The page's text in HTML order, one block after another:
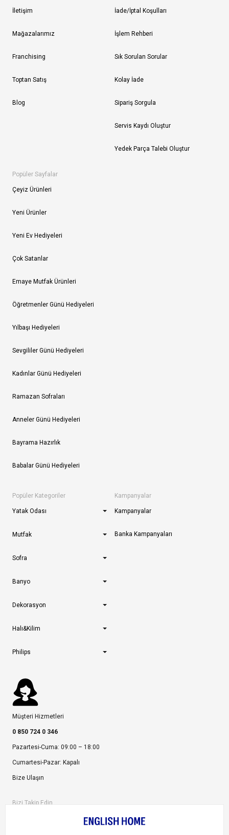
İletişim
Mağazalarımız
Franchising
Toptan Satış
Blog
İade/İptal Koşulları
İşlem Rehberi
Sık Sorulan Sorular
Kolay İade
Sipariş Sorgula
Servis Kaydı Oluştur
Yedek Parça Talebi Oluştur
Popüler Sayfalar
Çeyiz Ürünleri
Yeni Ürünler
Yeni Ev Hediyeleri
Çok Satanlar
Emaye Mutfak Ürünleri
Öğretmenler Günü Hediyeleri
Yılbaşı Hediyeleri
Sevgililer Günü Hediyeleri
Kadınlar Günü Hediyeleri
Ramazan Sofraları
Anneler Günü Hediyeleri
Bayrama Hazırlık
Babalar Günü Hediyeleri
Popüler Kategoriler
Yatak Odası
Mutfak
Sofra
Banyo
Dekorasyon
Halı&Kilim
Philips
Kampanyalar
Kampanyalar
Banka Kampanyaları
Müşteri Hizmetleri
0 850 724 0 346
Pazartesi-Cuma: 09:00 – 18:00
Cumartesi-Pazar: Kapalı
Bize Ulaşın
Bizi Takip Edin